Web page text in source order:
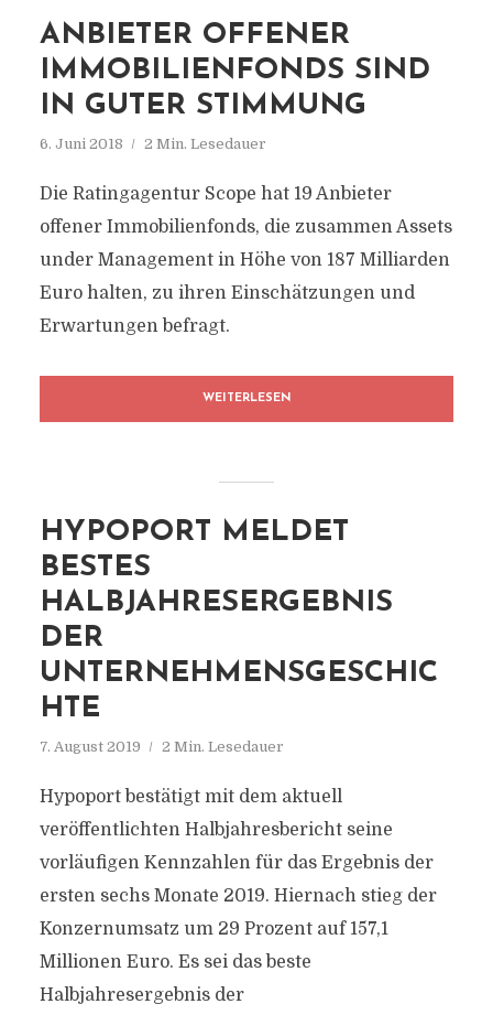
ANBIETER OFFENER
IMMOBILIENFONDS SIND
IN GUTER STIMMUNG
6. Juni 2018 2 Min. Lesedauer
Die Ratingagentur Scope hat 19 Anbieter
offener Immobilienfonds, die zusammen Assets
under Management in Höhe von 187 Milliarden
Euro halten, zu ihren Einschätzungen und
Erwartungen befragt.
WEITERLESEN
HYPOPORT MELDET
BESTES
HALBJAHRESERGEBNIS
DER
UNTERNEHMENSGESCHIC
HTE
7. August 2019 2 Min. Lesedauer
Hypoport bestätigt mit dem aktuell
veröffentlichten Halbjahresbericht seine
vorläufigen Kennzahlen für das Ergebnis der
ersten sechs Monate 2019. Hiernach stieg der
Konzernumsatz um 29 Prozent auf 157,1
Millionen Euro. Es sei das beste
Halbjahresergebnis der